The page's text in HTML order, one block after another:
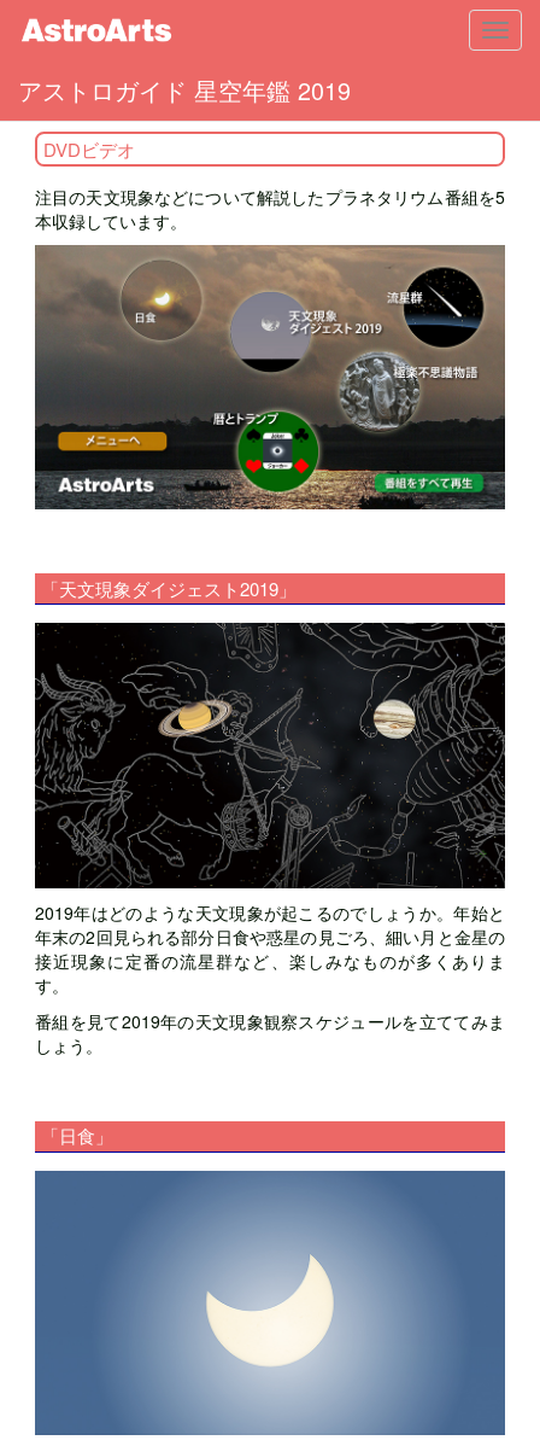
アストロガイド 星空年鑑 2019
DVDビデオ
注目の天文現象などについて解説したプラネタリウム番組を5
本収録しています。
「天文現象ダイジェスト2019」
2019年はどのような天文現象が起こるのでしょうか。年始と
年末の2回見られる部分日食や惑星の見ごろ、細い月と金星の
接近現象に定番の流星群など、楽しみなものが多くありま
す。
番組を見て2019年の天文現象観察スケジュールを立ててみま
しょう。
「日食」